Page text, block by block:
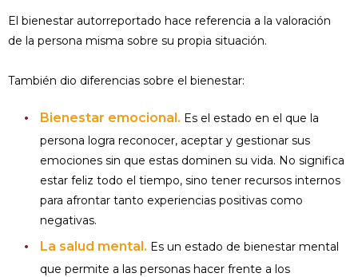
El bienestar autorreportado hace referencia a la valoración
de la persona misma sobre su propia situación.
También dio diferencias sobre el bienestar:
Bienestar emocional. Es el estado en el que la
persona logra reconocer, aceptar y gestionar sus
emociones sin que estas dominen su vida. No significa
estar feliz todo el tiempo, sino tener recursos internos
para afrontar tanto experiencias positivas como
negativas.
La salud mental. Es un estado de bienestar mental
que permite a las personas hacer frente a los